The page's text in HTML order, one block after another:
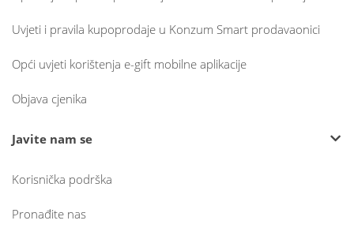
Uvjeti i pravila kupoprodaje u Konzum Smart prodavaonici
Opći uvjeti korištenja e-gift mobilne aplikacije
Objava cjenika
Javite nam se
Korisnička podrška
Pronađite nas